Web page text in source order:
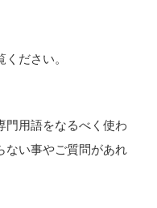
ください。
門用語をなるべく使わ
ない事やご質問があれ